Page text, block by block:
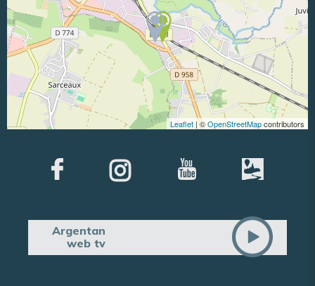
Leaflet | ©OpenStreetMapcontributors
Argentan
web tv